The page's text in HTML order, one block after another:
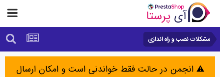
مشکلات نصب و راه اندازی
⚠️ انجمن در حالت فقط خواندنی است و امکان ارسال